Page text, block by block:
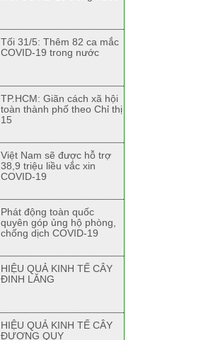
Tối 31/5: Thêm 82 ca mắc
COVID-19 trong nước
TP.HCM: Giãn cách xã hội
toàn thành phố theo Chỉ thị
15
Việt Nam sẽ được hỗ trợ
38,9 triệu liều vắc xin
COVID-19
Phát động toàn quốc
quyên góp ủng hộ phòng,
chống dịch COVID-19
HIỆU QUẢ KINH TẾ CÂY
ĐINH LĂNG
HIỆU QUẢ KINH TẾ CÂY
ĐƯƠNG QUY